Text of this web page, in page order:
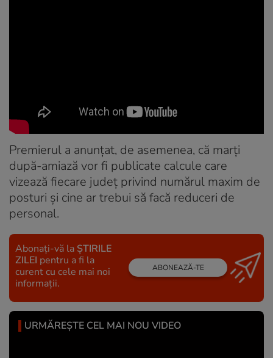
Premierul a anunţat, de asemenea, că marţi
după-amiază vor fi publicate calcule care
vizează fiecare judeţ privind numărul maxim de
posturi şi cine ar trebui să facă reduceri de
personal.
Abonați-vă la ȘTIRILE
ZILEI pentru a fi la
curent cu cele mai noi
informații.
ABONEAZĂ-TE
URMĂREȘTE CEL MAI NOU VIDEO